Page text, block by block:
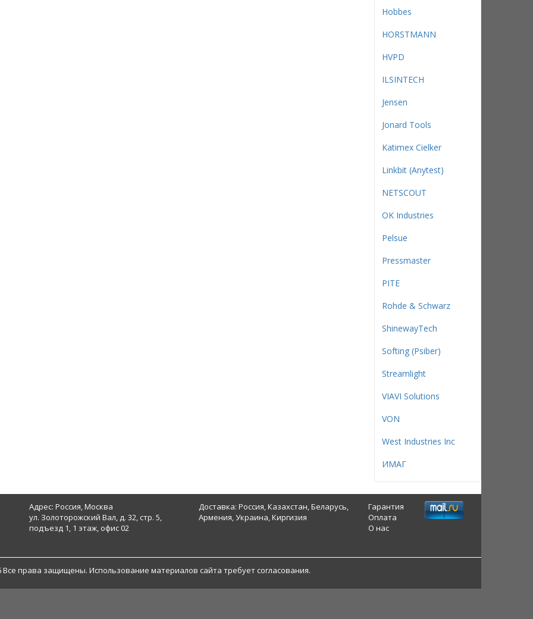
Hobbes
HORSTMANN
HVPD
ILSINTECH
Jensen
Jonard Tools
Katimex Cielker
Linkbit (Anytest)
NETSCOUT
OK Industries
Pelsue
Pressmaster
PITE
Rohde & Schwarz
ShinewayTech
Softing (Psiber)
Streamlight
VIAVI Solutions
VON
West Industries Inc
ИМАГ
Адрес: Россия, Москва
ул. Золоторожский Вал, д. 32, стр. 5,
подъезд 1, 1 этаж, офис 02
Доставка: Россия, Казахстан, Беларусь,
Армения, Украина, Киргизия
Гарантия
Оплата
О нас
Все права защищены. Использование материалов сайта требует согласования.